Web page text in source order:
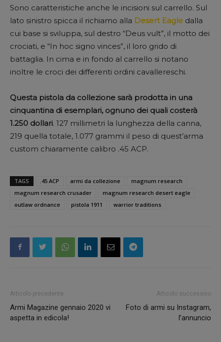
Sono caratteristiche anche le incisioni sul carrello. Sul
lato sinistro spicca il richiamo alla Desert Eagle dalla
cui base si sviluppa, sul destro “Deus vult”, il motto dei
crociati, e “In hoc signo vinces”, il loro grido di
battaglia. In cima e in fondo al carrello si notano
inoltre le croci dei differenti ordini cavallereschi.
Questa pistola da collezione sarà prodotta in una
cinquantina di esemplari, ognuno dei quali costerà
1.250 dollari. 127 millimetri la lunghezza della canna,
219 quella totale, 1.077 grammi il peso di quest’arma
custom chiaramente calibro .45 ACP.
TAGS .45 ACP armi da collezione
magnum research
magnum research crusader
magnum research desert eagle
outlaw ordnance
pistola 1911 warrior traditions
Articolo precedente
Armi Magazine gennaio 2020 vi
aspetta in edicola!
Articolo successivo
Foto di armi su Instagram,
l’annuncio